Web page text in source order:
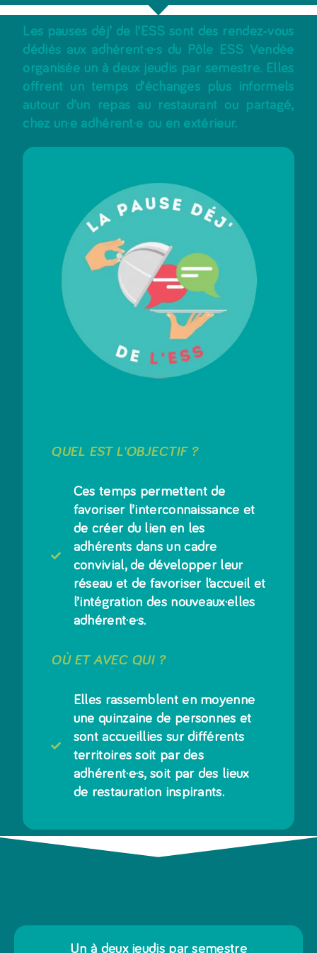
Les pauses déj’ de l’ESS sont des rendez-vous
dédiés aux adhérent·e·s du Pôle ESS Vendée
organisée un à deux jeudis par semestre. Elles
offrent un temps d’échanges plus informels
autour d’un repas au restaurant ou partagé,
chez un·e adhérent·e ou en extérieur.
QUEL EST L'OBJECTIF ?
Ces temps permettent de
favoriser l’interconnaissance et
de créer du lien en les
adhérents dans un cadre
convivial, de développer leur
réseau et de favoriser l’accueil et
l’intégration des nouveaux·elles
adhérent·e·s.
OÙ ET AVEC QUI ?
Elles rassemblent en moyenne
une quinzaine de personnes et
sont accueillies sur différents
territoires soit par des
adhérent·e·s, soit par des lieux
de restauration inspirants.
Un à deux jeudis par semestre